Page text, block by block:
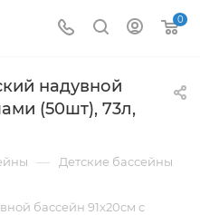
0
надувной
(50шт), 73л,
— Детские бассейны
бассейн 91x20см с